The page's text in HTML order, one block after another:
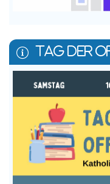
TAG DER